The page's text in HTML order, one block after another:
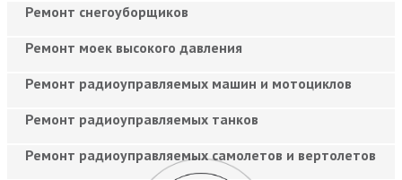
Ремонт снегоуборщиков
Ремонт моек высокого давления
Ремонт радиоуправляемых машин и мотоциклов
Ремонт радиоуправляемых танков
Ремонт радиоуправляемых самолетов и вертолетов